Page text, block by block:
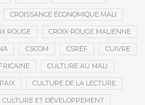
CROISSANCE ÉCONOMIQUE MALI
ROUGE CROIX-ROUGE MALIENNE
CSCOM CSRÉF CUIVRE
CULTURE AU MALI
CULTURE DE LA LECTURE
CULTURE ET DÉVELOPPEMENT